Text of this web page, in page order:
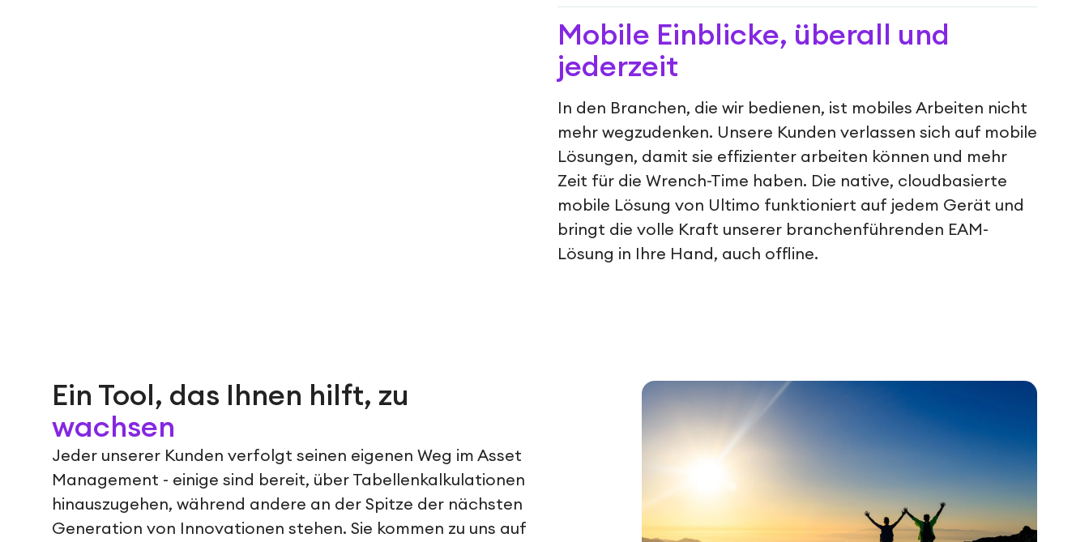
Mobile Einblicke, überall und
jederzeit
In den Branchen, die wir bedienen, ist mobiles Arbeiten nicht
mehr wegzudenken. Unsere Kunden verlassen sich auf mobile
Lösungen, damit sie effizienter arbeiten können und mehr
Zeit für die Wrench-Time haben. Die native, cloudbasierte
mobile Lösung von Ultimo funktioniert auf jedem Gerät und
bringt die volle Kraft unserer branchenführenden EAM-
Lösung in Ihre Hand, auch offline.
Ein Tool, das Ihnen hilft, zu
wachsen
Jeder unserer Kunden verfolgt seinen eigenen Weg im Asset
Management - einige sind bereit, über Tabellenkalkulationen
hinauszugehen, während andere an der Spitze der nächsten
Generation von Innovationen stehen. Sie kommen zu uns auf